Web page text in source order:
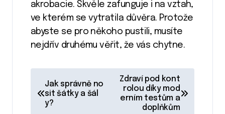
akrobacie. Skvěle zafunguje i na vztah,
ve kterém se vytratila důvěra. Protože
abyste se pro někoho pustili, musíte
nejdřív druhému věřit, že vás chytne.
Jak správně no
sit šátky a šál
y?
Zdraví pod kont
rolou díky mod
erním testům a
doplňkům